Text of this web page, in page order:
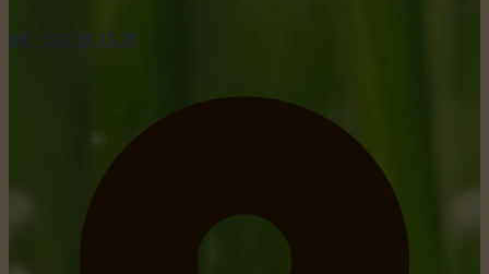
tel: +352 26 15 26